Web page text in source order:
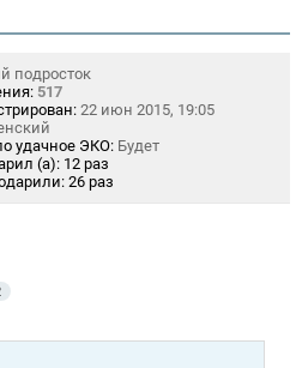
подросток
517
22 июн 2015, 19:05
удачное ЭКО: Будет
(а): 12 раз
26 раз